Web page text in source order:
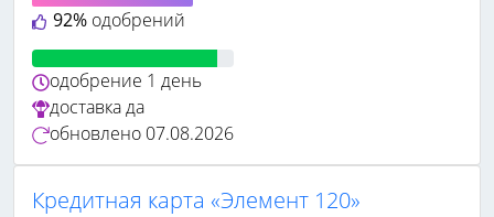
92% одобрений
одобрение 1 день
доставкада
обновлено 07.08.2026
Кредитная карта «Элемент 120»